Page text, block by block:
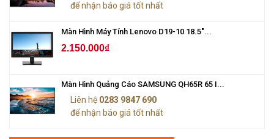
để nhận báo giá tốt nhất
Màn Hình Máy Tính Lenovo D19-10 18.5"...
2.150.000₫
Màn Hình Quảng Cáo SAMSUNG QH65R 65 I...
Liên hệ 0283 9847 690
để nhận báo giá tốt nhất